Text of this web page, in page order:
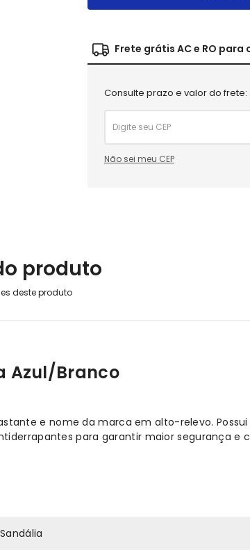
Frete grátis AC e RO
Consulte prazo e valor do frete:
Não sei meu CEP
produto
Azul/Branco
e nome da marca em alto-relevo.
para garantir maior segurança e
Sandália